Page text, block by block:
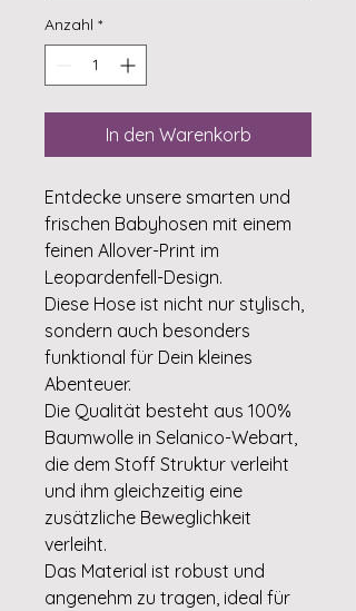
Anzahl *
In den Warenkorb
Entdecke unsere smarten und
frischen Babyhosen mit einem
feinen Allover-Print im
Leopardenfell-Design.
Diese Hose ist nicht nur stylisch,
sondern auch besonders
funktional für Dein kleines
Abenteuer.
Die Qualität besteht aus 100%
Baumwolle in Selanico-Webart,
die dem Stoff Struktur verleiht
und ihm gleichzeitig eine
zusätzliche Beweglichkeit
verleiht.
Das Material ist robust und
angenehm zu tragen, ideal für